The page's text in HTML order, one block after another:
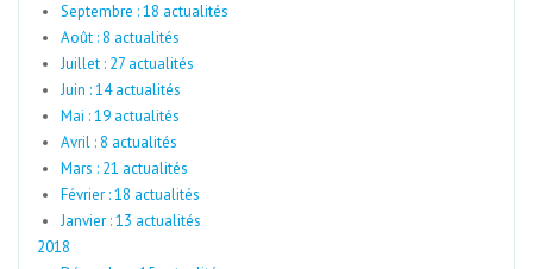
Septembre : 18 actualités
Août : 8 actualités
Juillet : 27 actualités
Juin : 14 actualités
Mai : 19 actualités
Avril : 8 actualités
Mars : 21 actualités
Février : 18 actualités
Janvier : 13 actualités
2018